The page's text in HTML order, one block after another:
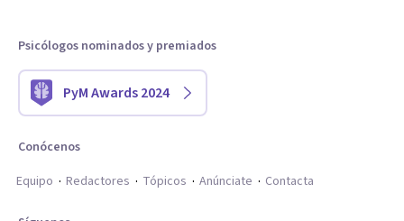
Psicólogos nominados y premiados
PyM Awards 2024
Conócenos
Equipo
Redactores Tópicos Anúnciate Contacta